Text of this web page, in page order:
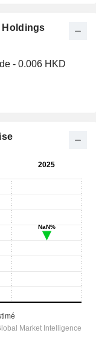
Holdings
- 0.006 HKD